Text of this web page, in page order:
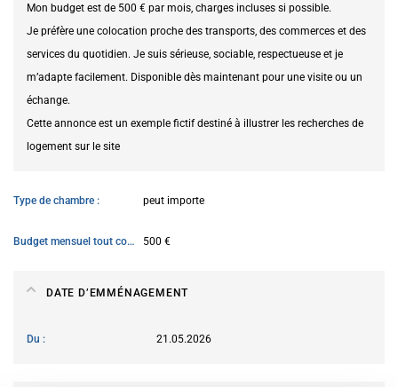
Mon budget est de 500 € par mois, charges incluses si possible.
Je préfère une colocation proche des transports, des commerces et des
services du quotidien. Je suis sérieuse, sociable, respectueuse et je
m’adapte facilement. Disponible dès maintenant pour une visite ou un
échange.
Cette annonce est un exemple fictif destiné à illustrer les recherches de
logement sur le site
Type de chambre peut importe
Budget mensuel tout compris 500 €
DATE D’EMMÉNAGEMENT
Du 21.05.2026